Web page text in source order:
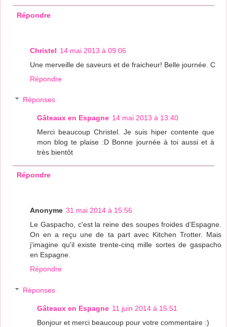
Répondre
Christel 14 mai 2013 à 09:06
Une merveille de saveurs et de fraicheur! Belle journée. C
Répondre
Réponses
Gâteaux en Espagne 14 mai 2013 à 13:40
Merci beaucoup Christel. Je suis hiper contente que
mon blog te plaise :D Bonne journée à toi aussi et à
très bientôt
Répondre
Anonyme 31 mai 2014 à 15:56
Le Gaspacho, c'est la reine des soupes froides d’Espagne.
On en a reçu une de ta part avec Kitchen Trotter. Mais
j'imagine qu'il existe trente-cinq mille sortes de gaspacho
en Espagne.
Répondre
Réponses
Gâteaux en Espagne 11 juin 2014 à 15:51
Bonjour et merci beaucoup pour votre commentaire :)